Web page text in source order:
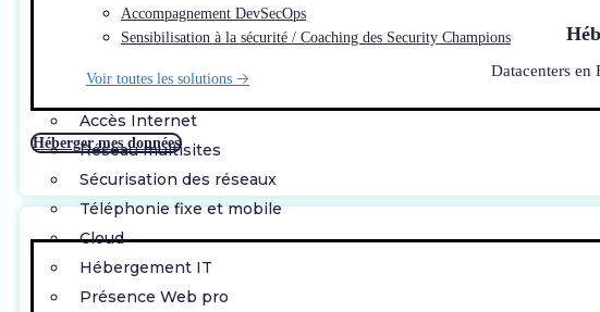
Accompagnement DevSecOps
Sensibilisation à la sécurité / Coaching des Security Champions
Voir toutes les solutions 🡢
Accès Internet
Réseau multisites
Sécurisation des réseaux
Téléphonie fixe et mobile
Cloud
Hébergement IT
Présence Web pro
Datacenters en
Héberger mes données